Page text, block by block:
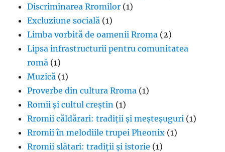
Discriminarea Rromilor (1)
Excluziune socială (1)
Limba vorbită de oamenii Rroma (2)
Lipsa infrastructurii pentru comunitatea
romă (1)
Muzică (1)
Proverbe din cultura Rroma (1)
Romii și cultul creștin (1)
Rromii căldărari: tradiții și meșteșuguri (1)
Rromii în melodiile trupei Pheonix (1)
Rromii slătari: tradiții și istorie (1)